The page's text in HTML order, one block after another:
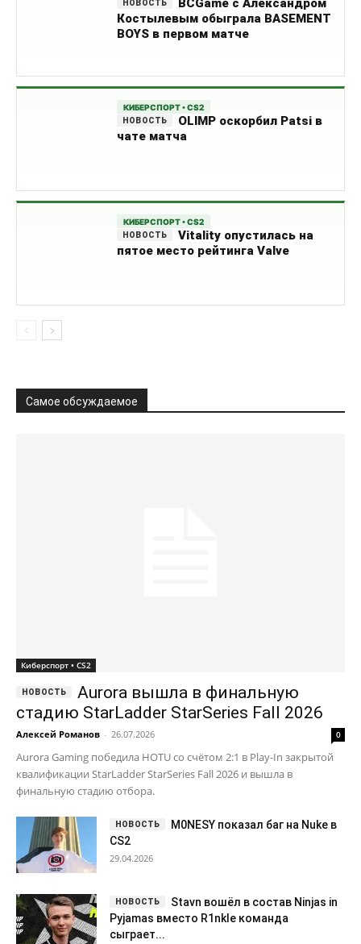
BCGame с Александром
Костылевым обыграла BASEMENT
BOYS в первом матче
КИБЕРСПОРТ • CS2
OLIMP оскорбил Patsi в
чате матча
КИБЕРСПОРТ • CS2
Vitality опустилась на
пятое место рейтинга Valve
Самое обсуждаемое
Киберспорт • CS2
Aurora вышла в финальную
стадию StarLadder StarSeries Fall 2026
Алексей Романов - 26.07.2026 0
Aurora Gaming победила HOTU со счётом 2:1 в Play-In закрытой
квалификации StarLadder StarSeries Fall 2026 и вышла в
финальную стадию отбора.
M0NESY показал баг на Nuke в
CS2
29.04.2026
Stavn вошёл в состав Ninjas in
Pyjamas вместо R1nkle команда
сыграет...